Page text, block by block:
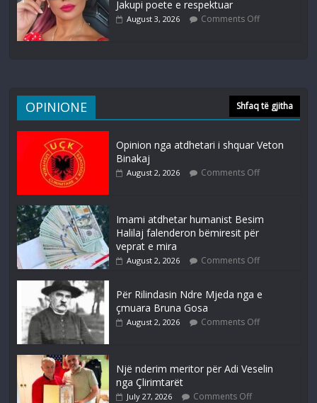
Jakupi poete e respektuar
August 3, 2026 Comments Off
OPINIONE Shfaq të gjitha
Opinion nga atdhetari i shquar Veton
Binakaj
August 2, 2026 Comments Off
Imami atdhetar humanist Besim
Halilaj falenderon bëmiresit për
veprat e mira
August 2, 2026 Comments Off
Për Rilindasin Ndre Mjeda nga e
çmuara Bruna Gosa
August 2, 2026 Comments Off
Një nderim meritor për Adi Veselin
nga Çlirimtarët
July 27, 2026 Comments Off